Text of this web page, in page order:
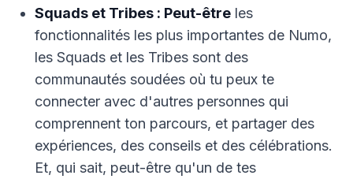
Squads et Tribes : Peut-être les
fonctionnalités les plus importantes de Numo,
les Squads et les Tribes sont des
communautés soudées où tu peux te
connecter avec d'autres personnes qui
comprennent ton parcours, et partager des
expériences, des conseils et des célébrations.
Et, qui sait, peut-être qu'un de tes